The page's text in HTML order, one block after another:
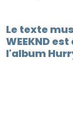
Le texte
WEEKND
l'album